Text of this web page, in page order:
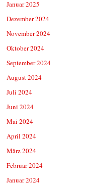
Januar 2025
Dezember 2024
November 2024
Oktober 2024
September 2024
August 2024
Juli 2024
Juni 2024
Mai 2024
April 2024
März 2024
Februar 2024
Januar 2024